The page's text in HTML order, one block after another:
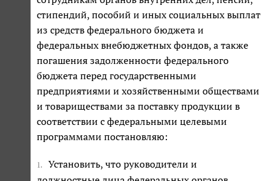
стипендий, пособий и иных социальных выплат
из средств федерального бюджета и
федеральных внебюджетных фондов, а также
погашения задолженности федерального
бюджета перед государственными
предприятиями и хозяйственными обществами
и товариществами за поставку продукции в
соответствии с федеральными целевыми
программами постановляю:
1.
Установить, что руководители и